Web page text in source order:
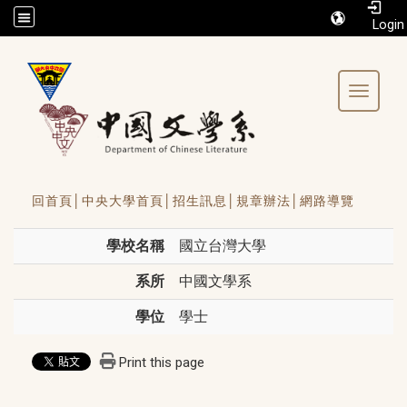
/accesskey"" title="Toolbar">:::
Toggle
回首頁│ 中央大學首頁│ 招生訊息│ 規章辦法│ 網路導覽
學校名稱 國立台灣大學
系所 中國文學系
學位 學士
Print this page